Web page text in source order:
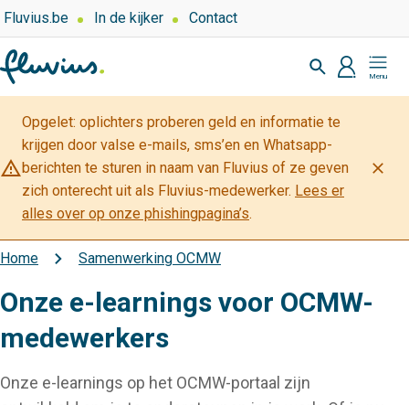
Overslaan
en
naar
de
inhoud
gaan
Top
navigation
Lokaal
Fluvius.be In de kijker Contact
Zoeken
profiel
warning_amber
Opgelet: oplichters proberen geld en informatie te
krijgen door valse e-mails, sms’en en Whatsapp-
berichten te sturen in naam van Fluvius of ze geven
zich onterecht uit als Fluvius-medewerker. Lees er
alles over op onze phishingpagina’s.
close
Kruimelpad
Home Samenwerking OCMW
Onze e-learnings voor OCMW-
medewerkers
Onze e-learnings op het OCMW-portaal zijn